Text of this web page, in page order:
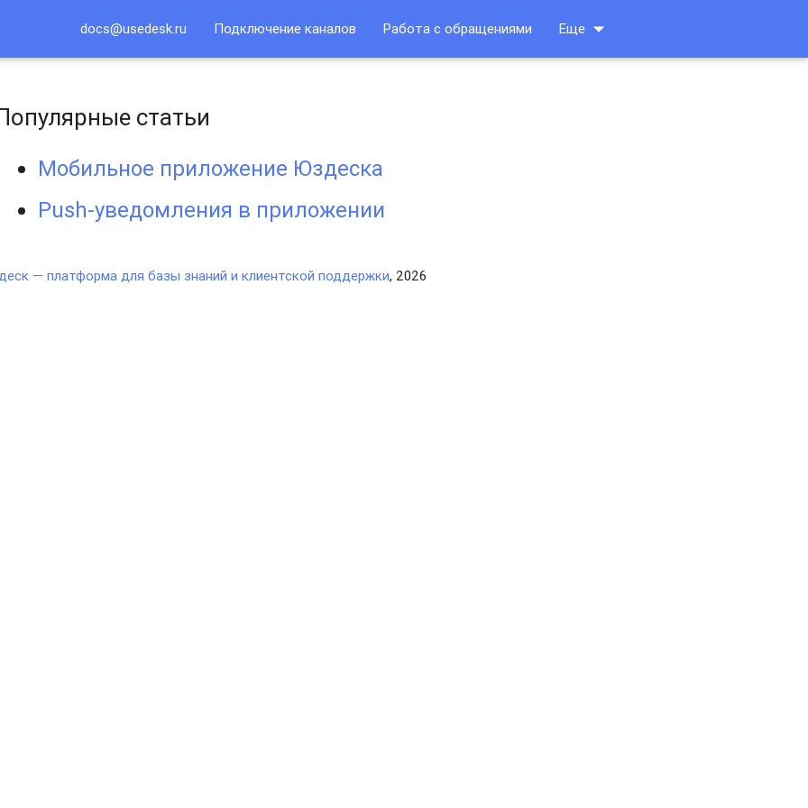
docs@usedesk.ru Подключение каналов Работа с обращениями Еще arrow_drop_down
статьи
Мобильное приложение Юздеска
Push-уведомления в приложении
— платформа для базы знаний и клиентской поддержки, 2026